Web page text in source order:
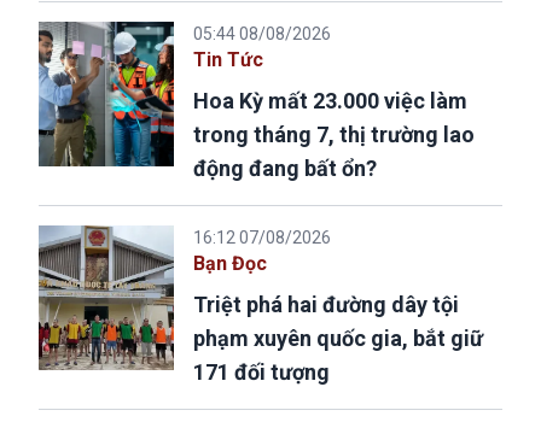
05:44 08/08/2026
Tin Tức
Hoa Kỳ mất 23.000 việc làm
trong tháng 7, thị trường lao
động đang bất ổn?
16:12 07/08/2026
Bạn Đọc
Triệt phá hai đường dây tội
phạm xuyên quốc gia, bắt giữ
171 đối tượng